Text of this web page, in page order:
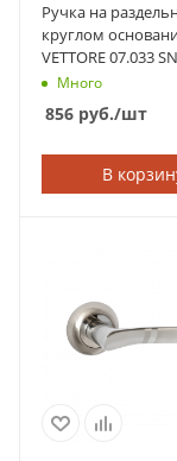
Ручка на
круглом
VETTORE 07.033
(Сатин/Хром)
Много
856 руб./шт
В